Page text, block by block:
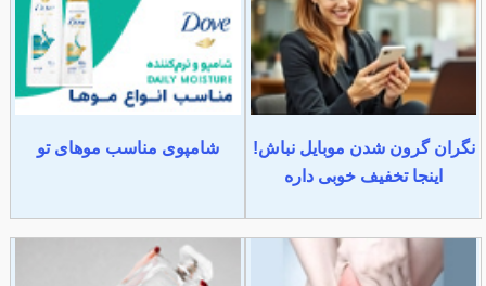
نگران گرون شدن موبایل نباش!
اینجا تخفیف خوبی داره
شامپوی مناسب موهای تو